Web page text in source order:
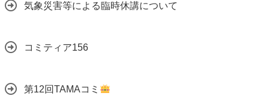
気象災害等による臨時休講について
コミティア156
第12回TAMAコミ